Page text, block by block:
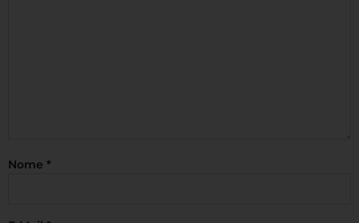
Nome *